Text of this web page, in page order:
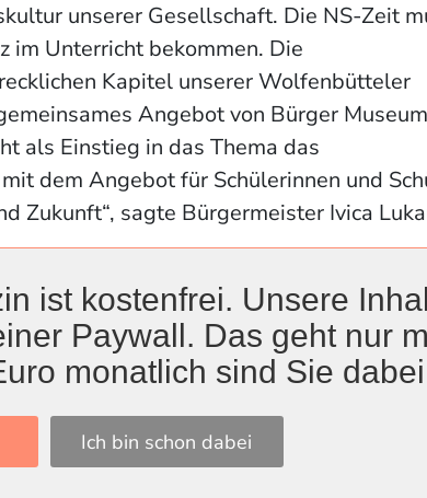
unserer Gesellschaft. Die NS-Zeit
im Unterricht bekommen. Die
Kapitel unserer Wolfenbütteler
Angebot von Bürger
als Einstieg in das Thema das
dem Angebot für Schülerinnen und
Zukunft“, sagte Bürgermeister Ivica
historisch-fachlichen Inhalten zum
Methoden zur wissenschaftlichen
Quellengattungen. Ein
und den Auswirkungen auf die
Schüler lernen zudem wichtige
ist kostenfrei. Unsere
Paywall. Das geht nur
monatlich sind Sie
Ich bin schon dabei